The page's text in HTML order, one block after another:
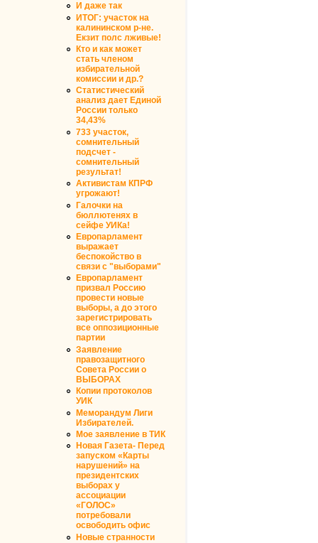
И даже так
ИТОГ: участок на
калининском р-не.
Екзит полс лживые!
Кто и как может
стать членом
избирательной
комиссии и др.?
Статистический
анализ дает Единой
России только
34,43%
733 участок,
сомнительный
подсчет -
сомнительный
результат!
Активистам КПРФ
угрожают!
Галочки на
бюллютенях в
сейфе УИКа!
Европарламент
выражает
беспокойство в
связи с "выборами"
Европарламент
призвал Россию
провести новые
выборы, а до этого
зарегистрировать
все оппозиционные
партии
Заявление
правозащитного
Совета России о
ВЫБОРАХ
Копии протоколов
УИК
Меморандум Лиги
Избирателей.
Мое заявление в ТИК
Новая Газета- Перед
запуском «Карты
нарушений» на
президентских
выборах у
ассоциации
«ГОЛОС»
потребовали
освободить офис
Новые странности